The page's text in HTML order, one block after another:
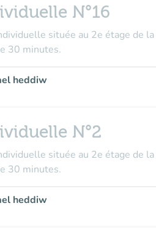
N°16
située au 2e étage de
30 minutes.
heddiw
N°2
située au 2e étage de
30 minutes.
heddiw